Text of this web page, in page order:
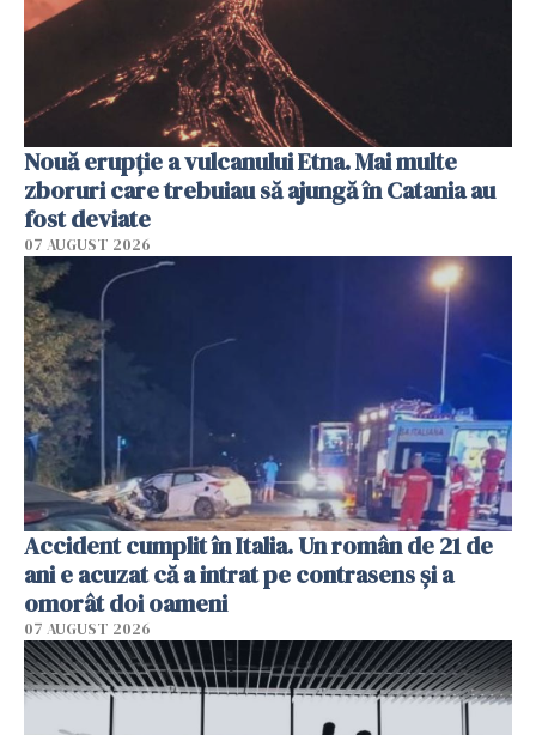
Nouă erupție a vulcanului Etna. Mai multe
zboruri care trebuiau să ajungă în Catania au
fost deviate
07 AUGUST 2026
Accident cumplit în Italia. Un român de 21 de
ani e acuzat că a intrat pe contrasens și a
omorât doi oameni
07 AUGUST 2026